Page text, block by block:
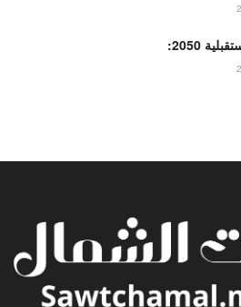
2050: